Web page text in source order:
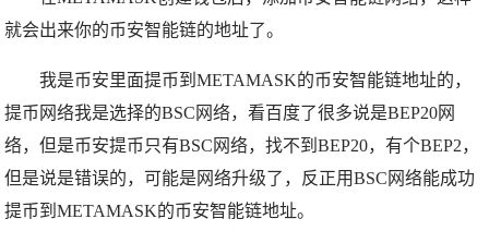
就会出来你的币安智能链的地址了。
我是币安里面提币到METAMASK的币安智能链地址的，
提币网络我是选择的BSC网络，看百度了很多说是BEP20网
络，但是币安提币只有BSC网络，找不到BEP20，有个BEP2，
但是说是错误的，可能是网络升级了，反正用BSC网络能成功
提币到METAMASK的币安智能链地址。